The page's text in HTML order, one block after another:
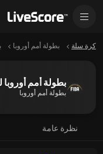
كرة سلة بطولة أمم أوروبا
بطولة أمم
بطولة أمم أوروبا
نظرة عامة